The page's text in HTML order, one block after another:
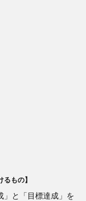
るもの】
」と「目標達成」を